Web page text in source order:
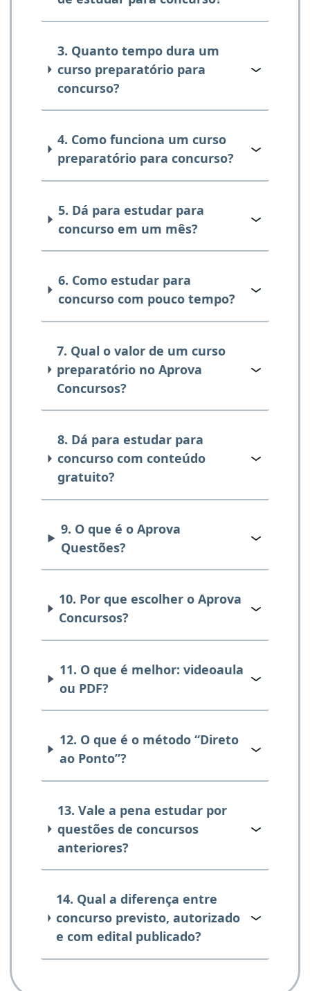
3. Quanto tempo dura um
curso preparatório para
concurso?
4. Como funciona um curso
preparatório para concurso?
5. Dá para estudar para
concurso em um mês?
6. Como estudar para
concurso com pouco tempo?
7. Qual o valor de um curso
preparatório no Aprova
Concursos?
8. Dá para estudar para
concurso com conteúdo
gratuito?
9. O que é o Aprova
Questões?
10. Por que escolher o Aprova
Concursos?
11. O que é melhor: videoaula
ou PDF?
12. O que é o método “Direto
ao Ponto”?
13. Vale a pena estudar por
questões de concursos
anteriores?
14. Qual a diferença entre
concurso previsto, autorizado
e com edital publicado?